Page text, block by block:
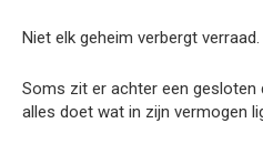
Niet elk geheim verbergt verraad.
Soms zit er achter een gesloten
alles doet wat in zijn vermogen